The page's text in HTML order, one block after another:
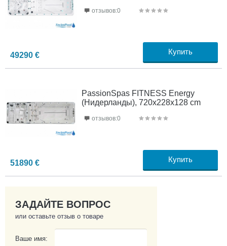
49290 € Купить
отзывов:0
PassionSpas FITNESS Energy
(Нидерланды), 720х228х128 cm
51890 € Купить
отзывов:0
ЗАДАЙТЕ ВОПРОС
или оставьте отзыв о товаре
Ваше имя: